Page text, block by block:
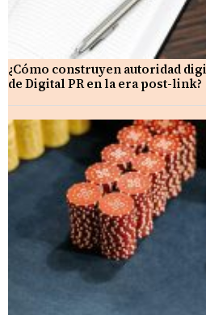
¿Cómo construyen autoridad
de Digital PR en la era post-link?